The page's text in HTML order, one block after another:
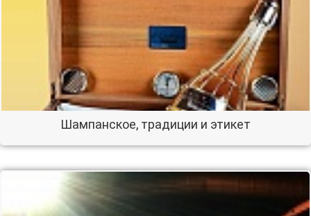
Шампанское, традиции и этикет